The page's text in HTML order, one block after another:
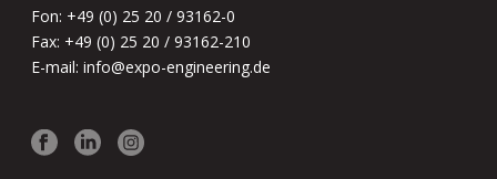
Fon: +49 (0) 25 20 / 93162-0
Fax: +49 (0) 25 20 / 93162-210
E-mail: info@expo-engineering.de